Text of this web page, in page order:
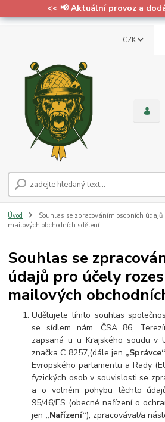
<< 📢 Aktuální provoz a
CZK
Úvod
Souhlas se zpracováním osobních údajů
mailových obchodních sdělení
Souhlas se
údajů pro účely
mailových
Udělujete tímto souhlas
se sídlem nám. ČSA 86,
zapsaná u u Krajského soudu v
značka C 8257,(dále jen
Evropského parlamentu a Rady
fyzických osob v souvislosti se
a o volném pohybu těchto
95/46/ES (obecné nařízení o
jen „Nařízení“), zpracovával/a